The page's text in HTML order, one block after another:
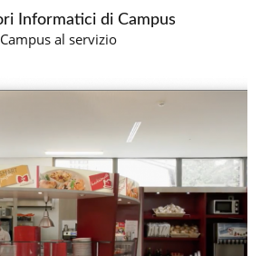
Informatici di Campus
Campus al servizio